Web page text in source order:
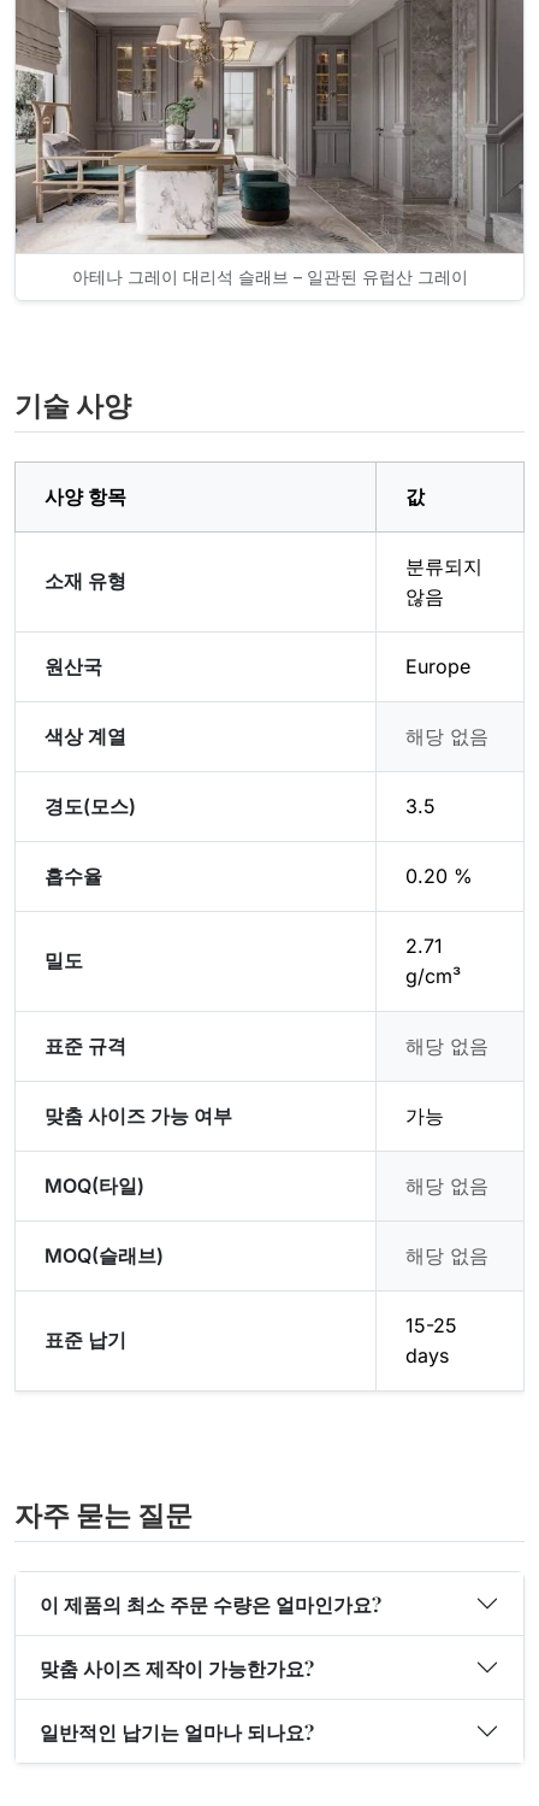
아테나 그레이 대리석 슬래브 – 일관된 유럽산 그레이
기술 사양
사양 항목 값
소재 유형
분류되지
않음
원산국 Europe
색상 계열 해당 없음
경도(모스) 3.5
흡수율 0.20 %
밀도
2.71
g/cm³
표준 규격 해당 없음
맞춤 사이즈 가능 여부 가능
MOQ(타일) 해당 없음
MOQ(슬래브) 해당 없음
표준 납기
15-25
days
자주 묻는 질문
이 제품의 최소 주문 수량은 얼마인가요?
맞춤 사이즈 제작이 가능한가요?
일반적인 납기는 얼마나 되나요?